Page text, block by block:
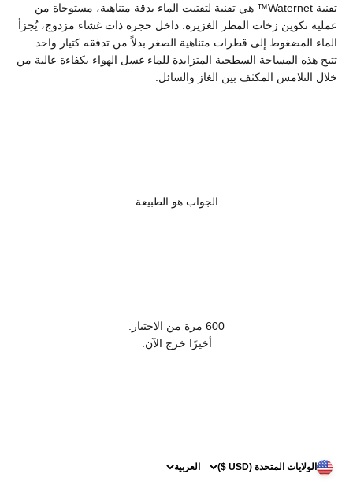
تقنية Waternet™ هي تقنية لتفتيت الماء بدقة متناهية، مستوحاة من
عملية تكوين زخات المطر الغزيرة. داخل حجرة ذات غشاء مزدوج، يُجزأ
الماء المضغوط إلى قطرات متناهية الصغر بدلاً من تدفقه كتيار واحد.
تتيح هذه المساحة السطحية المتزايدة للماء غسل الهواء بكفاءة عالية من
خلال التلامس المكثف بين الغاز والسائل.
الجواب هو الطبيعة
600 مرة من الاختبار.
أخيرًا خرج الآن.
الولايات المتحدة (USD $) العربية